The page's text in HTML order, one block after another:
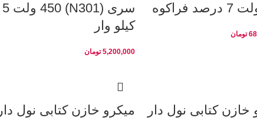
تومان
سری (N301) 450 ولت 5
کیلو وار
5,200,000 تومان
خازن کتابی نول دار
میکرو خازن کتابی نول دار